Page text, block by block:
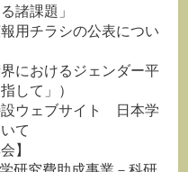
諸課題」
用チラシの公表につい
におけるジェンダー平
して」）
設ウェブサイト 日本学
て
】